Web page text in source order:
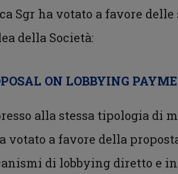
Sgr ha votato a favore
della Società:
ON LOBBYING
alla stessa tipologia di
votato a favore della
di lobbying diretto e